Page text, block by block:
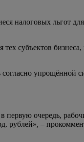
налоговых льгот
субъектов бизнеса,
упрощённой
первую очередь,
рублей», –